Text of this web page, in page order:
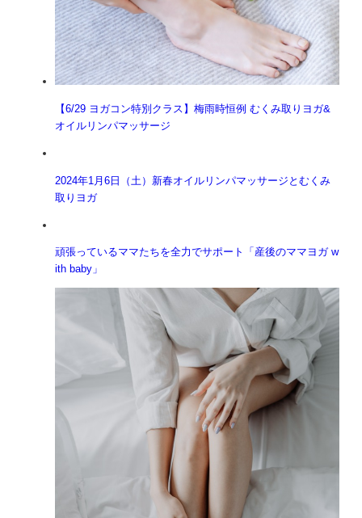
【6/29 ヨガコン特別クラス】梅雨時恒例 むくみ取りヨガ&
オイルリンパマッサージ
2024年1月6日（土）新春オイルリンパマッサージとむくみ
取りヨガ
頑張っているママたちを全力でサポート「産後のママヨガ w
ith baby」